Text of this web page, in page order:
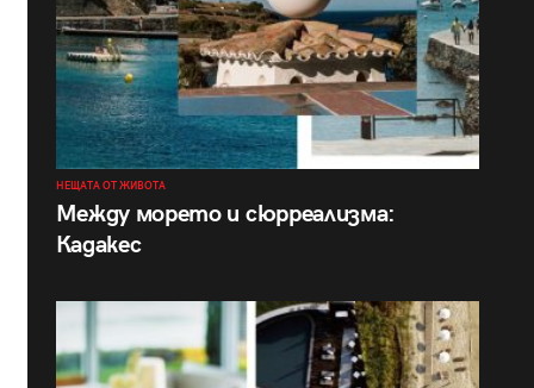
НЕЩАТА ОТ ЖИВОТА
Между морето и сюрреализма:
Кадакес